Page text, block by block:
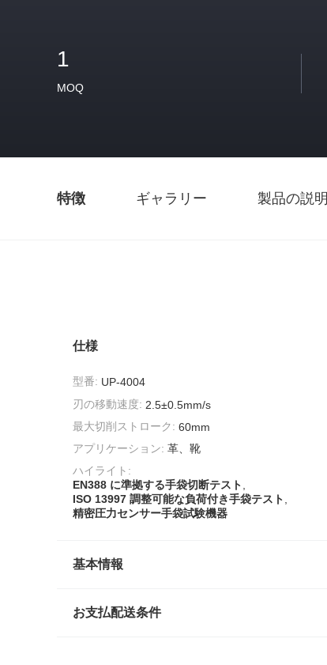
1
MOQ
特徴 ギャラリー 製品の説明
仕様
型番: UP-4004
刃の移動速度: 2.5±0.5mm/s
最大切削ストローク: 60mm
アプリケーション: 革、靴
ハイライト:
EN388 に準拠する手袋切断テスト,
ISO 13997 調整可能な負荷付き手袋テスト,
精密圧力センサー手袋試験機器
基本情報
お支払配送条件